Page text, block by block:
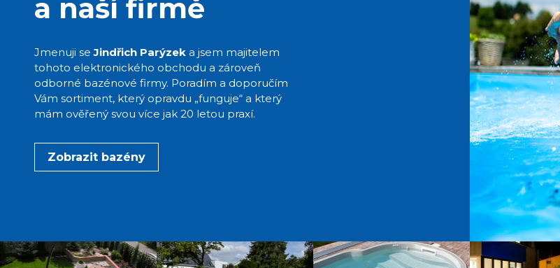
a naší firmě
Jmenuji seJindřich Parýzeka jsem majitelem
tohoto elektronického obchodu a zároveň
odborné bazénové firmy. Poradím a doporučím
Vám sortiment, který opravdu „funguje“ a který
mám ověřený svou více jak 20 letou praxí.
Zobrazit bazény